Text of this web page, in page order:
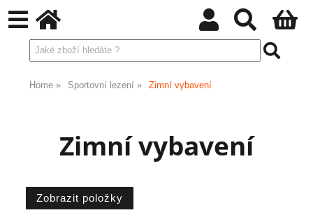
Home Sportovní lezení Zimní vybavení
Zimní vybavení